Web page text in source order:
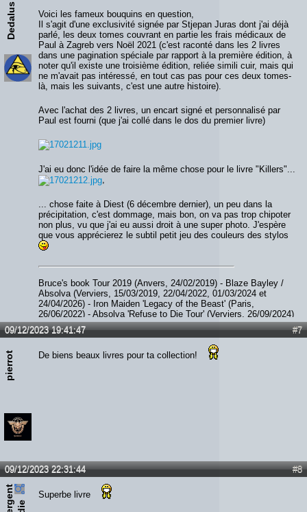
Dedalus
Voici les fameux bouquins en question,
Il s'agit d'une exclusivité signée par Stjepan Juras dont j'ai déjà
parlé, les deux tomes couvrant en partie les frais médicaux de
Paul à Zagreb vers Noël 2021 (c'est raconté dans les 2 livres
dans une pagination spéciale par rapport à la première édition, à
noter qu'il existe une troisième édition, reliée simili cuir, mais qui
ne m'avait pas intéressé, en tout cas pas pour ces deux tomes-
là, mais les suivants, c'est une autre histoire).
Avec l'achat des 2 livres, un encart signé et personnalisé par
Paul est fourni (que j'ai collé dans le dos du premier livre)
J'ai eu donc l'idée de faire la même chose pour le livre "Killers"...
,
... chose faite à Diest (6 décembre dernier), un peu dans la
précipitation, c'est dommage, mais bon, on va pas trop chipoter
non plus, vu que j'ai eu aussi droit à une super photo. J'espère
que vous apprécierez le subtil petit jeu des couleurs des stylos
Bruce's book Tour 2019 (Anvers, 24/02/2019) - Blaze Bayley /
Absolva (Verviers, 15/03/2019, 22/04/2022, 01/03/2024 et
24/04/2026) - Iron Maiden 'Legacy of the Beast' (Paris,
26/06/2022) - Absolva 'Refuse to Die Tour' (Verviers, 26/09/2024)
- Paul Di'Anno (Diest, 06/12/2023) - JohnL (Verviers, 05/09/2025)
- Smith / Kotzen (Ittre, 07/02/2026) - The Hell Patrol / Nightride
#7
09/12/2023 19:41:47
pierrot De biens beaux livres pour ta collection!
#8
09/12/2023 22:31:44
s
e
r
e
n
t
e
d
d
i Superbe livre